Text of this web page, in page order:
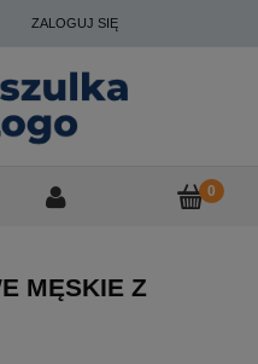
ZALOGUJ SIĘ
MĘSKIE Z